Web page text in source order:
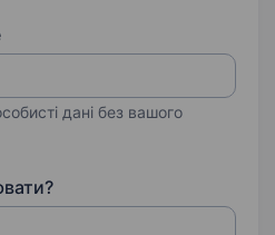
дані без вашого